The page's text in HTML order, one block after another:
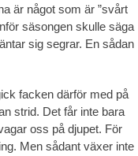
är något som är ”svårt
säsongen skulle säga
sig segrar. En sådan
facken därför med på
strid. Det får inte bara
oss på djupet. För
Men sådant växer inte